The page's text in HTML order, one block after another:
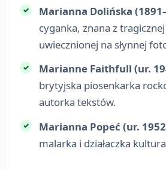
Marianna Dolińska
cyganka, znana z
uwiecznionej na słynnej
Marianne Faithfull (ur.
brytyjska piosenkarka
autorka tekstów.
Marianna Popeć (ur.
malarka i działaczka